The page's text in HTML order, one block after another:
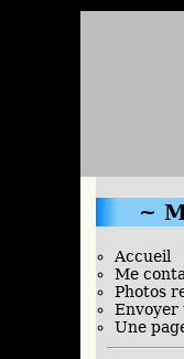
Accueil
Me
Photos
Envoyer
Une